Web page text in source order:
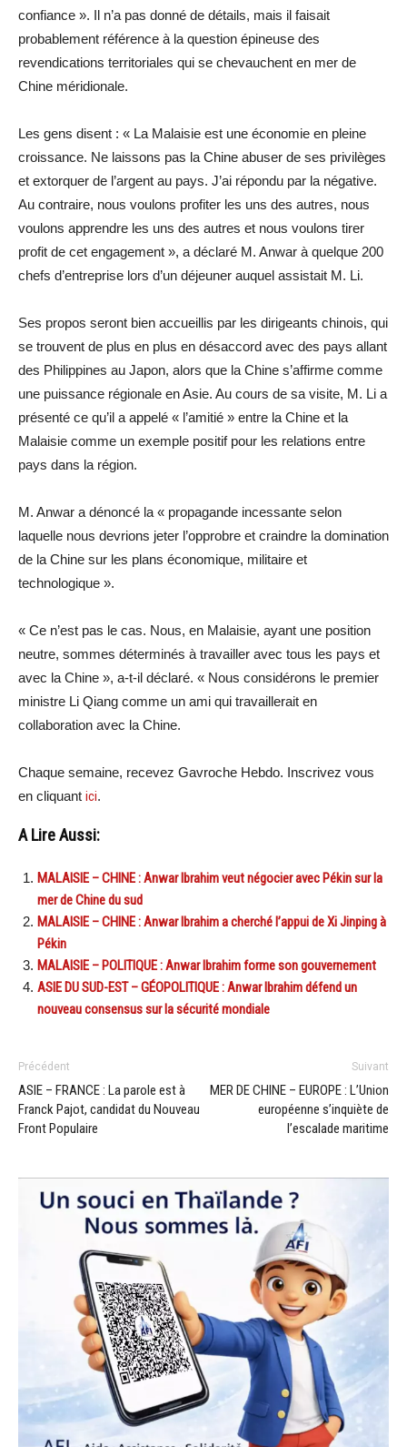
confiance ». Il n’a pas donné de détails, mais il faisait
probablement référence à la question épineuse des
revendications territoriales qui se chevauchent en mer de
Chine méridionale.
Les gens disent : « La Malaisie est une économie en pleine
croissance. Ne laissons pas la Chine abuser de ses privilèges
et extorquer de l’argent au pays. J’ai répondu par la négative.
Au contraire, nous voulons profiter les uns des autres, nous
voulons apprendre les uns des autres et nous voulons tirer
profit de cet engagement », a déclaré M. Anwar à quelque 200
chefs d’entreprise lors d’un déjeuner auquel assistait M. Li.
Ses propos seront bien accueillis par les dirigeants chinois, qui
se trouvent de plus en plus en désaccord avec des pays allant
des Philippines au Japon, alors que la Chine s’affirme comme
une puissance régionale en Asie. Au cours de sa visite, M. Li a
présenté ce qu’il a appelé « l’amitié » entre la Chine et la
Malaisie comme un exemple positif pour les relations entre
pays dans la région.
M. Anwar a dénoncé la « propagande incessante selon
laquelle nous devrions jeter l’opprobre et craindre la domination
de la Chine sur les plans économique, militaire et
technologique ».
« Ce n’est pas le cas. Nous, en Malaisie, ayant une position
neutre, sommes déterminés à travailler avec tous les pays et
avec la Chine », a-t-il déclaré. « Nous considérons le premier
ministre Li Qiang comme un ami qui travaillerait en
collaboration avec la Chine.
Chaque semaine, recevez Gavroche Hebdo. Inscrivez vous
en cliquant ici.
A Lire Aussi:
MALAISIE – CHINE : Anwar Ibrahim veut négocier avec Pékin sur la
mer de Chine du sud
MALAISIE – CHINE : Anwar Ibrahim a cherché l’appui de Xi Jinping à
Pékin
MALAISIE – POLITIQUE : Anwar Ibrahim forme son gouvernement
ASIE DU SUD-EST – GÉOPOLITIQUE : Anwar Ibrahim défend un
nouveau consensus sur la sécurité mondiale
Précédent
ASIE – FRANCE : La parole est à
Franck Pajot, candidat du Nouveau
Front Populaire
Suivant
MER DE CHINE – EUROPE : L’Union
européenne s’inquiète de
l’escalade maritime